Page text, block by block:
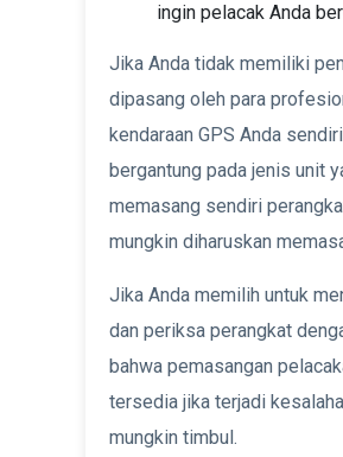
ingin pelacak Anda
Jika Anda tidak memiliki
dipasang oleh para
kendaraan GPS Anda
bergantung pada jenis unit
memasang sendiri
mungkin diharuskan
Jika Anda memilih untuk
dan periksa perangkat
bahwa pemasangan
tersedia jika terjadi
mungkin timbul.